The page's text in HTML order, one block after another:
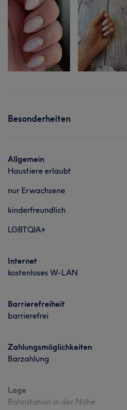
Besonderheiten
Allgemein
Haustiere erlaubt
nur Erwachsene
kinderfreundlich
LGBTQIA+
Internet
kostenloses W-LAN
Barrierefreiheit
barrierefrei
Zahlungsmöglichkeiten
Barzahlung
Lage
Bahnstation in der Nähe